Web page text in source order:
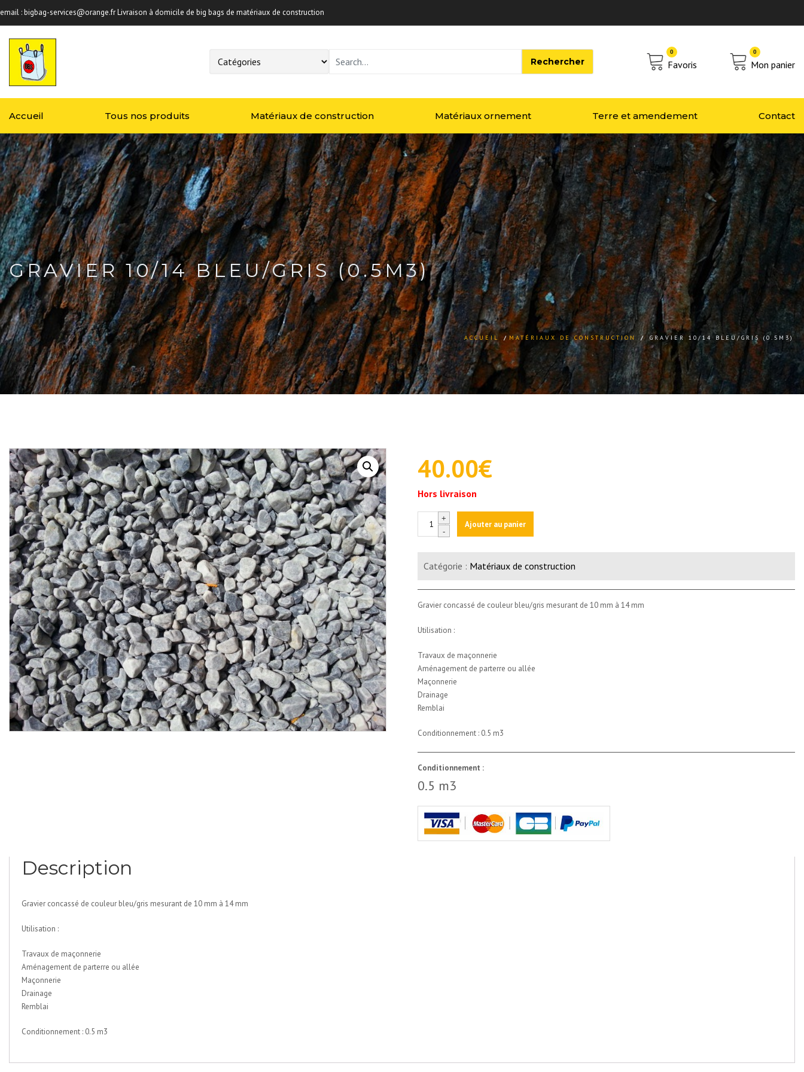
email :bigbag-services@orange.frLivraison à domicile de big bags de matériaux de construction
Favoris
0
Mon panier
0
Accueil Tous nos produits Matériaux de construction Matériaux ornement Terre et amendement Contact
GRAVIER 10/14 BLEU/GRIS (0.5M3)
ACCUEIL /MATÉRIAUX DE CONSTRUCTION / GRAVIER 10/14 BLEU/GRIS (0.5M3)
40.00€
Hors livraison
quantité
bleu/gris
+
-
Ajouter au panier
Catégorie : Matériaux de construction
Gravier concassé de couleur bleu/gris mesurant de 10 mm à 14 mm
Utilisation :
Travaux de maçonnerie
Aménagement de parterre ou allée
Maçonnerie
Drainage
Remblai
Conditionnement : 0.5 m3
Conditionnement :
0.5 m3
Description
Gravier concassé de couleur bleu/gris mesurant de 10 mm à 14 mm
Utilisation :
Travaux de maçonnerie
Aménagement de parterre ou allée
Maçonnerie
Drainage
Remblai
Conditionnement : 0.5 m3